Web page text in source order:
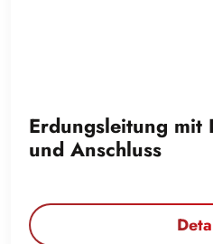
Erdungsleitung mit
und Anschluss